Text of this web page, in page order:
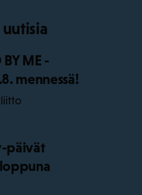
ME -
mennessä!
päivät